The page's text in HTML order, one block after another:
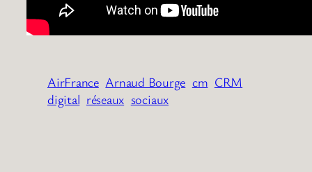
AirFrance Arnaud Bourge cm CRM
digital réseaux sociaux